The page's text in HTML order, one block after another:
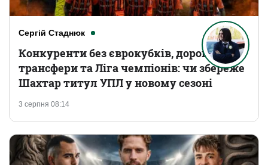
Сергій Стаднюк
3 серпня 08:14
Конкуренти без єврокубків, дорогі
трансфери та Ліга чемпіонів: чи збереже
Шахтар титул УПЛ у новому сезоні